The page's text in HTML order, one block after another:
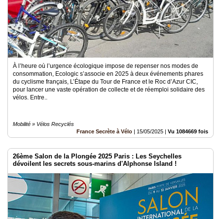
À l’heure où l’urgence écologique impose de repenser nos modes de
consommation, Ecologic s’associe en 2025 à deux événements phares
du cyclisme français, L’Étape du Tour de France et le Roc d’Azur CIC,
pour lancer une vaste opération de collecte et de réemploi solidaire des
vélos. Entre..
Mobilité » Vélos Recyclés
France Secrète à Vélo | 15/05/2025 | Vu 1084669 fois
26ème Salon de la Plongée 2025 Paris : Les Seychelles
dévoilent les secrets sous-marins d'Alphonse Island !